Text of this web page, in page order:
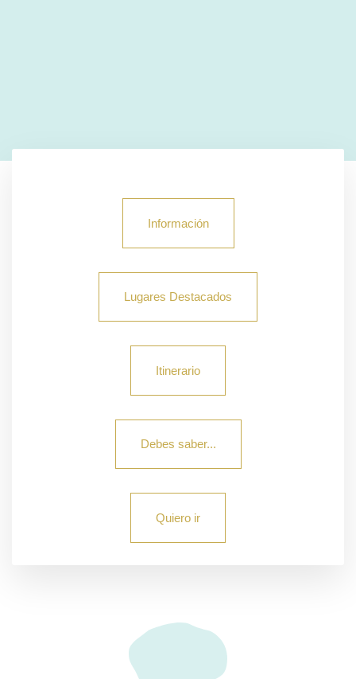
Información
Lugares Destacados
Itinerario
Debes saber...
Quiero ir